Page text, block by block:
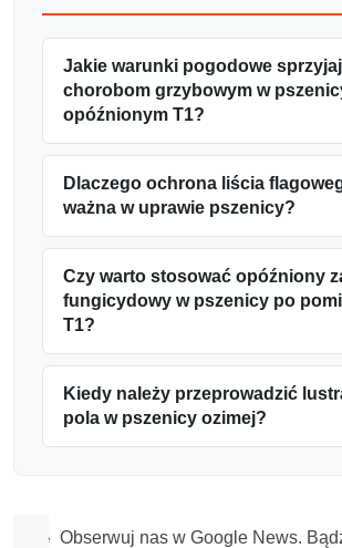
Jakie warunki pogodowe
chorobom grzybowym w
opóźnionym T1?
Dlaczego ochrona liścia
ważna w uprawie pszenicy?
Czy warto stosować opóźniony
fungicydowy w pszenicy po
T1?
Kiedy należy przeprowadzić
pola w pszenicy ozimej?
Obserwuj nas w Google News.